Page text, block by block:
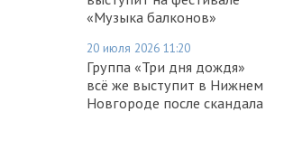
«Музыка балконов»
20 июля 2026 11:20
Группа «Три дня дождя»
всё же выступит в Нижнем
Новгороде после скандала